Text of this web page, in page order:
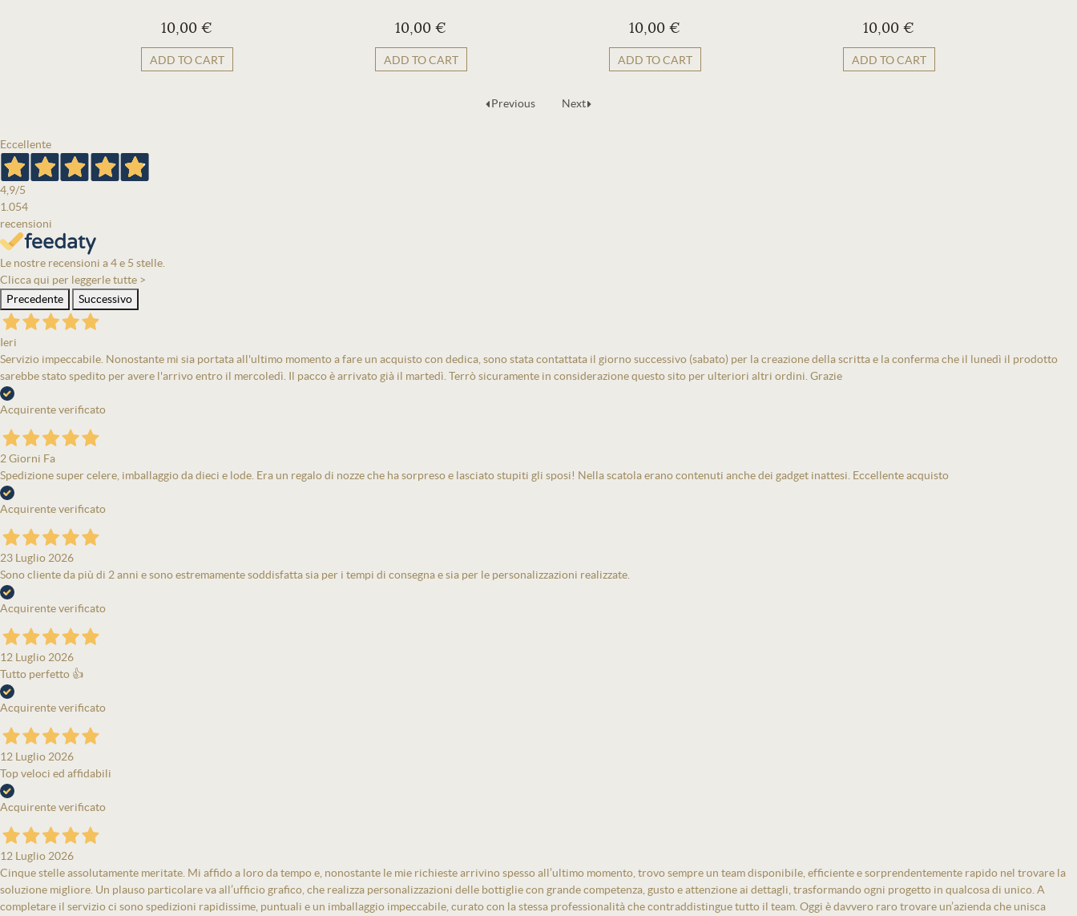
10,00 €
ADD TO CART
10,00 €
ADD TO CART
10,00 €
ADD TO CART
10,00 €
ADD TO CART
Previous Next
Eccellente
4,9/5
1.054
recensioni
Le nostre recensioni a 4 e 5 stelle.
Clicca qui per leggerle tutte >
Precedente
Successivo
Ieri
Servizio impeccabile. Nonostante mi sia portata all'ultimo momento a fare un acquisto con dedica, sono stata contattata il giorno successivo (sabato) per la creazione della scritta e la conferma che il lunedì il prodotto
sarebbe stato spedito per avere l'arrivo entro il mercoledì. Il pacco è arrivato già il martedì. Terrò sicuramente in considerazione questo sito per ulteriori altri ordini. Grazie
Acquirente verificato
2 Giorni Fa
Spedizione super celere, imballaggio da dieci e lode. Era un regalo di nozze che ha sorpreso e lasciato stupiti gli sposi! Nella scatola erano contenuti anche dei gadget inattesi. Eccellente acquisto
Acquirente verificato
23 Luglio 2026
Sono cliente da più di 2 anni e sono estremamente soddisfatta sia per i tempi di consegna e sia per le personalizzazioni realizzate.
Acquirente verificato
12 Luglio 2026
Tutto perfetto 👍
Acquirente verificato
12 Luglio 2026
Top veloci ed affidabili
Acquirente verificato
12 Luglio 2026
Cinque stelle assolutamente meritate. Mi affido a loro da tempo e, nonostante le mie richieste arrivino spesso all’ultimo momento, trovo sempre un team disponibile, efficiente e sorprendentemente rapido nel trovare la
soluzione migliore. Un plauso particolare va all’ufficio grafico, che realizza personalizzazioni delle bottiglie con grande competenza, gusto e attenzione ai dettagli, trasformando ogni progetto in qualcosa di unico. A
completare il servizio ci sono spedizioni rapidissime, puntuali e un imballaggio impeccabile, curato con la stessa professionalità che contraddistingue tutto il team. Oggi è davvero raro trovare un’azienda che unisca